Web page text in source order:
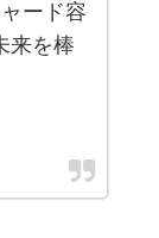
ード容
来を棒